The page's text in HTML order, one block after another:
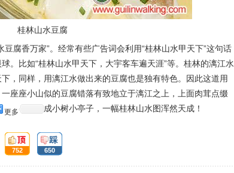
桂林山水豆腐
腐香万家”。经常有些广告词会利用“桂林山水甲天下”这句话
。比如“桂林山水甲天下，大宇客车遍天涯”等。桂林的漓江水
，同样，用漓江水做出来的豆腐也是独有特色。因此这道用
座座小山似的豆腐错落有致地立于漓江之上，上面肉茸点缀
成小树小亭子，一幅桂林山水图浑然天成！
更多
顶:
752
踩:
650